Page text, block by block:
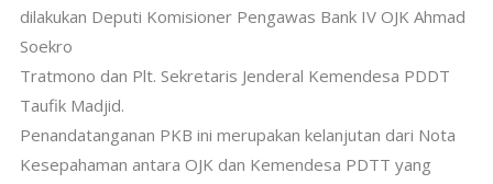
dilakukan Deputi Komisioner Pengawas Bank IV OJK Ahmad
Soekro
Tratmono dan Plt. Sekretaris Jenderal Kemendesa PDDT
Taufik Madjid.
Penandatanganan PKB ini merupakan kelanjutan dari Nota
Kesepahaman antara OJK dan Kemendesa PDTT yang